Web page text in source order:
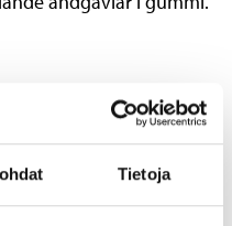
Tietoja